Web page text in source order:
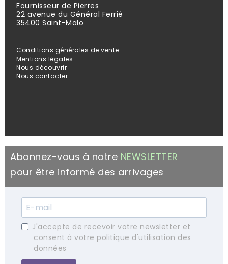
Fournisseur de Pierres
22 avenue du Général Ferrié
35400 Saint-Malo
Conditions générales de vente
Mentions légales
Nous découvrir
Nous contacter
Abonnez-vous à notre NEWSLETTER
pour être informé des arrivages
J'accepte de recevoir votre newsletter et
consent à votre politique d'utilisation des
données